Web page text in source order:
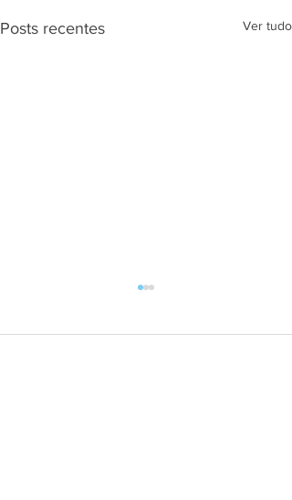
Posts recentes Ver tudo